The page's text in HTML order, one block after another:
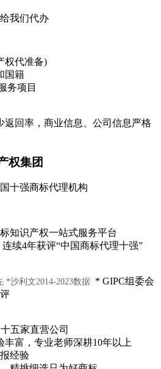
我们代办
权代准备)
国籍
务项目
返回率，商业信息、公司信息严格
权集团
十强商标代理机构
知识产权一站式服务平台
续4年获评“中国商标代理十强”
*沙利文2014-2023数据 * GIPC组委会
五家直营公司
丰富，专业老师深耕10年以上
经验